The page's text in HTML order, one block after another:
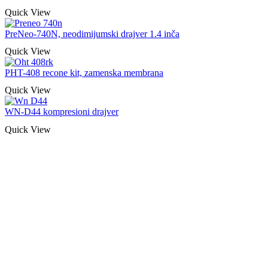
Quick View
PreNeo-740N, neodimijumski drajver 1.4 inča
Quick View
PHT-408 recone kit, zamenska membrana
Quick View
WN-D44 kompresioni drajver
Quick View